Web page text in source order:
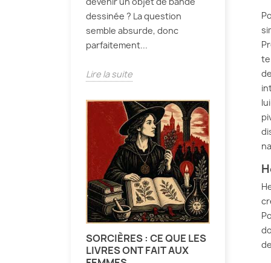
dessinée ? La question
semble absurde, donc
parfaitement...
Lire la suite
SORCIÈRES : CE QUE LES
LIVRES ONT FAIT AUX